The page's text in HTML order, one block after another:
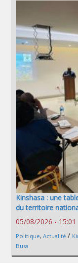
Kinshasa : une
du territoire
05/08/2026 - 15:01
Politique, Actualité /
Busa